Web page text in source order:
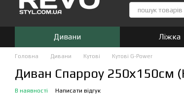
Дивани Ліжка
Головна Дивани Кутові Кутові G-Power
Диван Спарроу 250х150см
В наявності Написати відгук